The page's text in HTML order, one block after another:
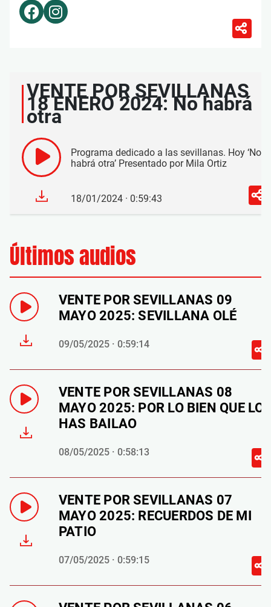
VENTE POR SEVILLANAS
18 ENERO 2024: No habrá
otra
Programa dedicado a las sevillanas. Hoy ‘No
habrá otra’ Presentado por Mila Ortiz
18/01/2024 · 0:59:43
Últimos audios
VENTE POR SEVILLANAS 09
MAYO 2025: SEVILLANA OLÉ
09/05/2025 · 0:59:14
VENTE POR SEVILLANAS 08
MAYO 2025: POR LO BIEN QUE LO
HAS BAILAO
08/05/2025 · 0:58:13
VENTE POR SEVILLANAS 07
MAYO 2025: RECUERDOS DE MI
PATIO
07/05/2025 · 0:59:15